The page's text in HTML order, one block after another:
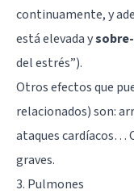
continuamente, y
está elevada y
del estrés”).
Otros efectos que
relacionados) son:
ataques cardíacos…
graves.
3. Pulmones